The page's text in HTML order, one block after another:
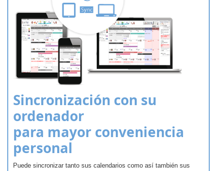
Sincronización con su
ordenador
para mayor conveniencia
personal
Puede sincronizar tanto sus calendarios como así también sus